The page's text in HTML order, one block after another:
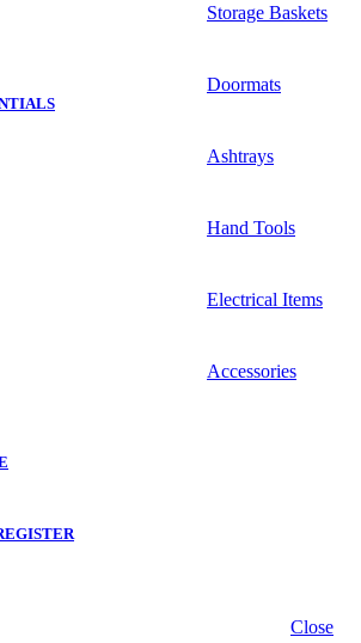
Storage Baskets
Doormats
Ashtrays
Hand Tools
Electrical Items
Accessories
Close